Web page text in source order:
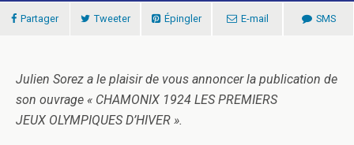
Partager Tweeter Épingler E-mail SMS
Julien Sorez a le plaisir de vous annoncer la publication de
son ouvrage « CHAMONIX 1924 LES PREMIERS
JEUX OLYMPIQUES D’HIVER ».